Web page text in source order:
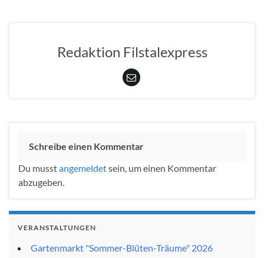
Redaktion Filstalexpress
Schreibe einen Kommentar
Du musstangemeldetsein, um einen Kommentar
abzugeben.
VERANSTALTUNGEN
Gartenmarkt "Sommer-Blüten-Träume" 2026